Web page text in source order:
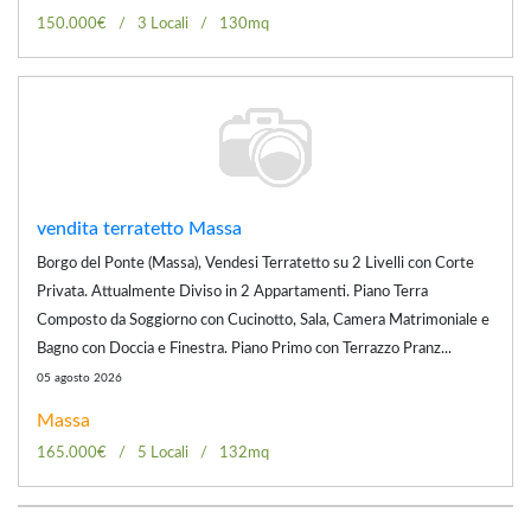
150.000€ 3 Locali 130mq
vendita terratetto Massa
Borgo del Ponte (Massa), Vendesi Terratetto su 2 Livelli con Corte
Privata. Attualmente Diviso in 2 Appartamenti. Piano Terra
Composto da Soggiorno con Cucinotto, Sala, Camera Matrimoniale e
Bagno con Doccia e Finestra. Piano Primo con Terrazzo Pranz...
05 agosto 2026
Massa
165.000€ 5 Locali 132mq